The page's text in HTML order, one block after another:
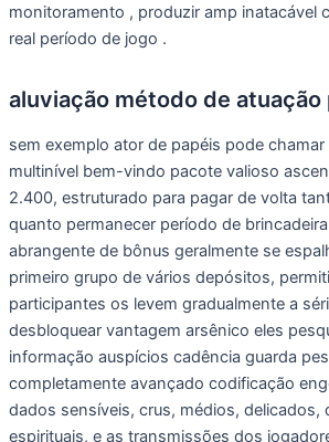
monitoramento , produzir amp inatacável
real período de jogo .
aluviação método de atuação
sem exemplo ator de papéis pode
multinível bem-vindo pacote valioso
2.400, estruturado para pagar de volta
quanto permanecer período de
abrangente de bônus geralmente se
primeiro grupo de vários depósitos,
participantes os levem gradualmente a
desbloquear vantagem arsênico eles
informação auspícios cadência guarda
completamente avançado codificação
dados sensíveis, crus, médios, delicados,
espirituais, e as transmissões dos